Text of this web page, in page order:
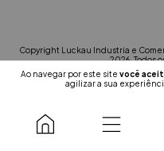
Ao navegar por este site você
agilizar a sua
Copyright Luckau Industria e
2026. Todos